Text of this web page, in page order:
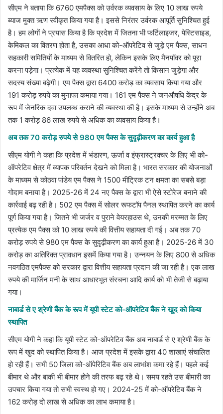
सीएम ने बताया कि 6760 एमपैक्स को उर्वरक व्यवसाय के लिए 10 लाख रुपये
ब्याज मुक्त ऋण स्वीकृत किया गया है। इससे निरंतर उर्वरक आपूर्ति सुनिश्चित हुई
है। हम लोगों ने प्रयास किया है कि प्रदेश में जितना भी फर्टिलाइजर, पेस्टिसाइड,
केमिकल का वितरण होता है, उसका आधा को-ऑपरेटिव से जुड़े एम पैक्स, साधन
सहकारी समितियों के माध्यम से वितरित हो, लेकिन इसके लिए मैनपॉवर को पूरा
करना पड़ेगा। प्रत्येक में यह व्यवस्था सुनिश्चित करेंगे तो किसान जुड़ेगा और
सदस्य संख्या बढ़ेगी। एम पैक्स द्वारा 6400 करोड़ का व्यवसाय किया गया और
191 करोड़ रुपये का मुनाफा कमाया गया। 161 एम पैक्स ने जनऔषधि केंद्र के
रूप में जेनरिक दवा उपलब्ध कराने की व्यवस्था की है। इसके माध्यम से उन्होंने अब
तक 1 करोड़ 86 लाख रुपये से अधिक का व्यवसाय किया है।
अब तक 70 करोड़ रुपये से 980 एम पैक्स के सुदृढ़ीकरण का कार्य हुआ है
सीएम योगी ने कहा कि प्रदेश में भंडारण, ऊर्जा व इंफ्रास्ट्रक्चर के लिए भी को-
ऑपरेटिव क्षेत्र में व्यापक परिवर्तन देखने को मिला है। भारत सरकार की योजनाओं
के माध्यम से कोठवा पांडेय एम पैक्स ने 1500 मीट्रिक टन क्षमता का सबसे बड़ा
गोदाम बनाया है। 2025-26 में 24 नए पैक्स के द्वारा भी ऐसे स्टोरेज बनाने की
कार्रवाई बढ़ रही है। 502 एम पैक्स में सोलर रूफटॉप पैनल स्थापित करने का कार्य
पूर्ण किया गया है। जितने भी जर्जर व पुराने वेयरहाउस थे, उनकी मरम्मत के लिए
प्रत्येक एम पैक्स को 10 लाख रुपये की वित्तीय सहायता दी गई। अब तक 70
करोड़ रुपये से 980 एम पैक्स के सुदृढ़ीकरण का कार्य हुआ है। 2025-26 में 30
करोड़ का अतिरिक्त प्रावधान इसमें किया गया है। उन्नयन के लिए 800 से अधिक
नवगठित एमपैक्स को सरकार द्वारा वित्तीय सहायता प्रदान की जा रही है। एक लाख
रुपये की मार्जिन मनी के साथ आधारभूत संरचना आदि कार्य को भी तेजी से बढ़ाया
गया।
नाबार्ड से ए श्रेणी बैंक के रूप में यूपी स्टेट को-ऑपरेटिव बैंक ने खुद को किया
स्थापित
सीएम योगी ने कहा कि यूपी स्टेट को-ऑपरेटिव बैंक अब नाबार्ड से ए श्रेणी बैंक के
रूप में खुद को स्थापित किया है। आज प्रदेश में इसके द्वारा 40 शाखाएं संचालित
हो रही हैं। सभी 50 जिला को-ऑपेरिटिव बैंक अब लाभांश कमा रहे हैं। पहले कई
बीमार थे और बाकी भी बीमार होने की तरफ बढ़ रहे थे। समय रहते उस बीमारी का
उपचार किया गया तो सभी स्वस्थ हो गए। 2024-25 में को-ऑपरेटिव बैंक ने
162 करोड़ दो लाख से अधिक का लाभ कमाया है।